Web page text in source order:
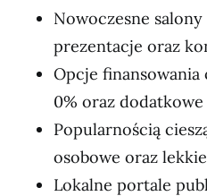
Nowoczesne
prezentacje oraz
Opcje
0% oraz
Popularnością
osobowe oraz
Lokalne portale